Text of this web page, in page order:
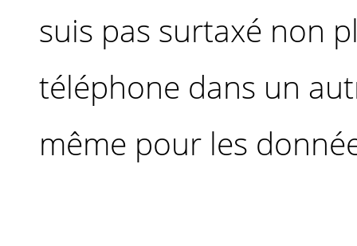
suis pas surtaxé non
téléphone dans un
même pour les